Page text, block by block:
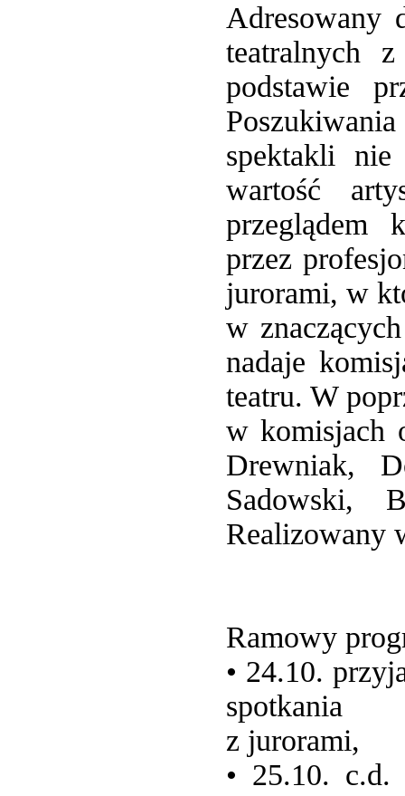
Adresowany
teatralnych
podstawie
spektakli
wartość
przeglądem
przez
jurorami, w
w
nadaje
teatru. W
w komisjach
Drewniak,
Sadowski,
Realizowany
Ramowy
• 24.10.
spotkania
z jurorami,
• 25.10. c.d.